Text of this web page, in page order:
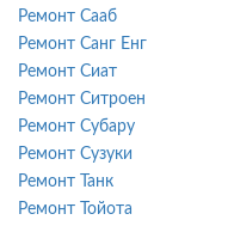
Ремонт Сааб
Ремонт Санг Енг
Ремонт Сиат
Ремонт Ситроен
Ремонт Субару
Ремонт Сузуки
Ремонт Танк
Ремонт Тойота